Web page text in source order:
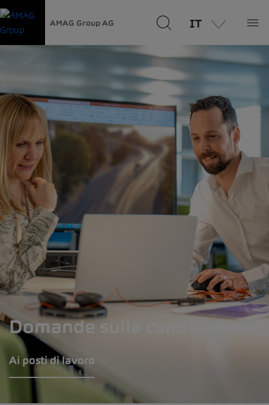
AMAG Group AG IT
Domande sulla candidatura
Ai posti di lavoro